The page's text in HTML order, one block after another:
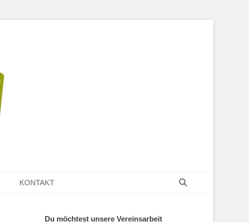
KONTAKT
Du möchtest unsere Vereinsarbeit